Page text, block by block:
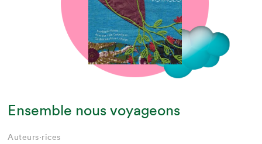
Ensemble nous voyageons
Auteurs·rices